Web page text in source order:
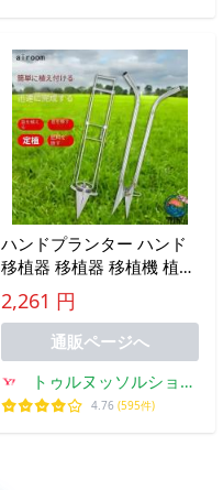
ハンドプランター ハンド
移植器 移植器 移植機 植え
付け 苗 育苗 苗植え 軽量
手軽 畑 移植栽培 簡単 ガ
ーデニング 家庭菜園 穴あ
け器
2,261 円
通販ページへ
トゥルヌッソルショッ
プ
4.76 (595件)